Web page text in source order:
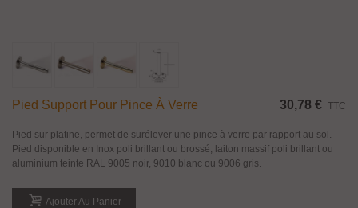
Pied Support Pour Pince À Verre 30,78 € TTC
Pied sur platine, permet de surélever une pince à verre par rapport au sol.
Pied disponible en Inox poli brillant ou brossé, laiton massif poli brillant ou
aluminium teinte RAL 9005 noir, 9010 blanc ou 9006 gris.
Ajouter Au Panier